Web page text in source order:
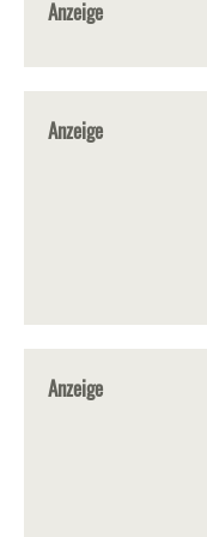
Anzeige
Anzeige
Anzeige